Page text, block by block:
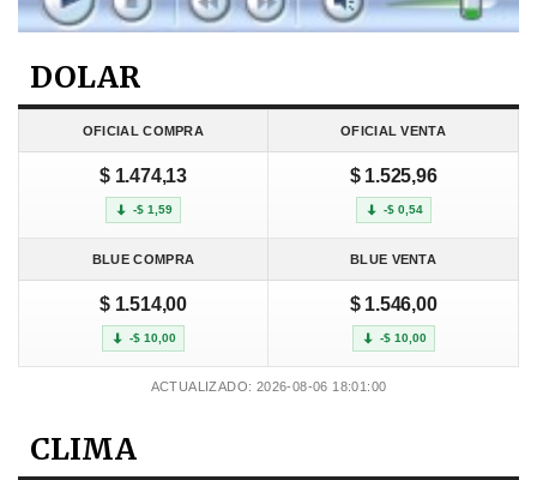
DOLAR
OFICIAL COMPRA OFICIAL VENTA
$ 1.474,13
-$ 1,59
$ 1.525,96
-$ 0,54
BLUE COMPRA BLUE VENTA
$ 1.514,00
-$ 10,00
$ 1.546,00
-$ 10,00
ACTUALIZADO: 2026-08-06 18:01:00
CLIMA